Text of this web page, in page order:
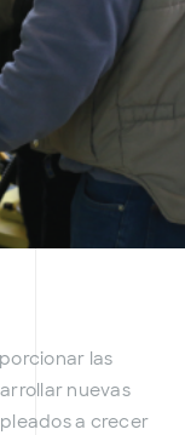
las
nuevas
a crecer